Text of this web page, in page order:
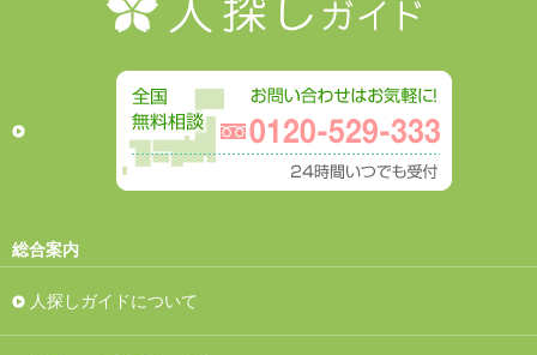
総合案内
人探しガイドについて